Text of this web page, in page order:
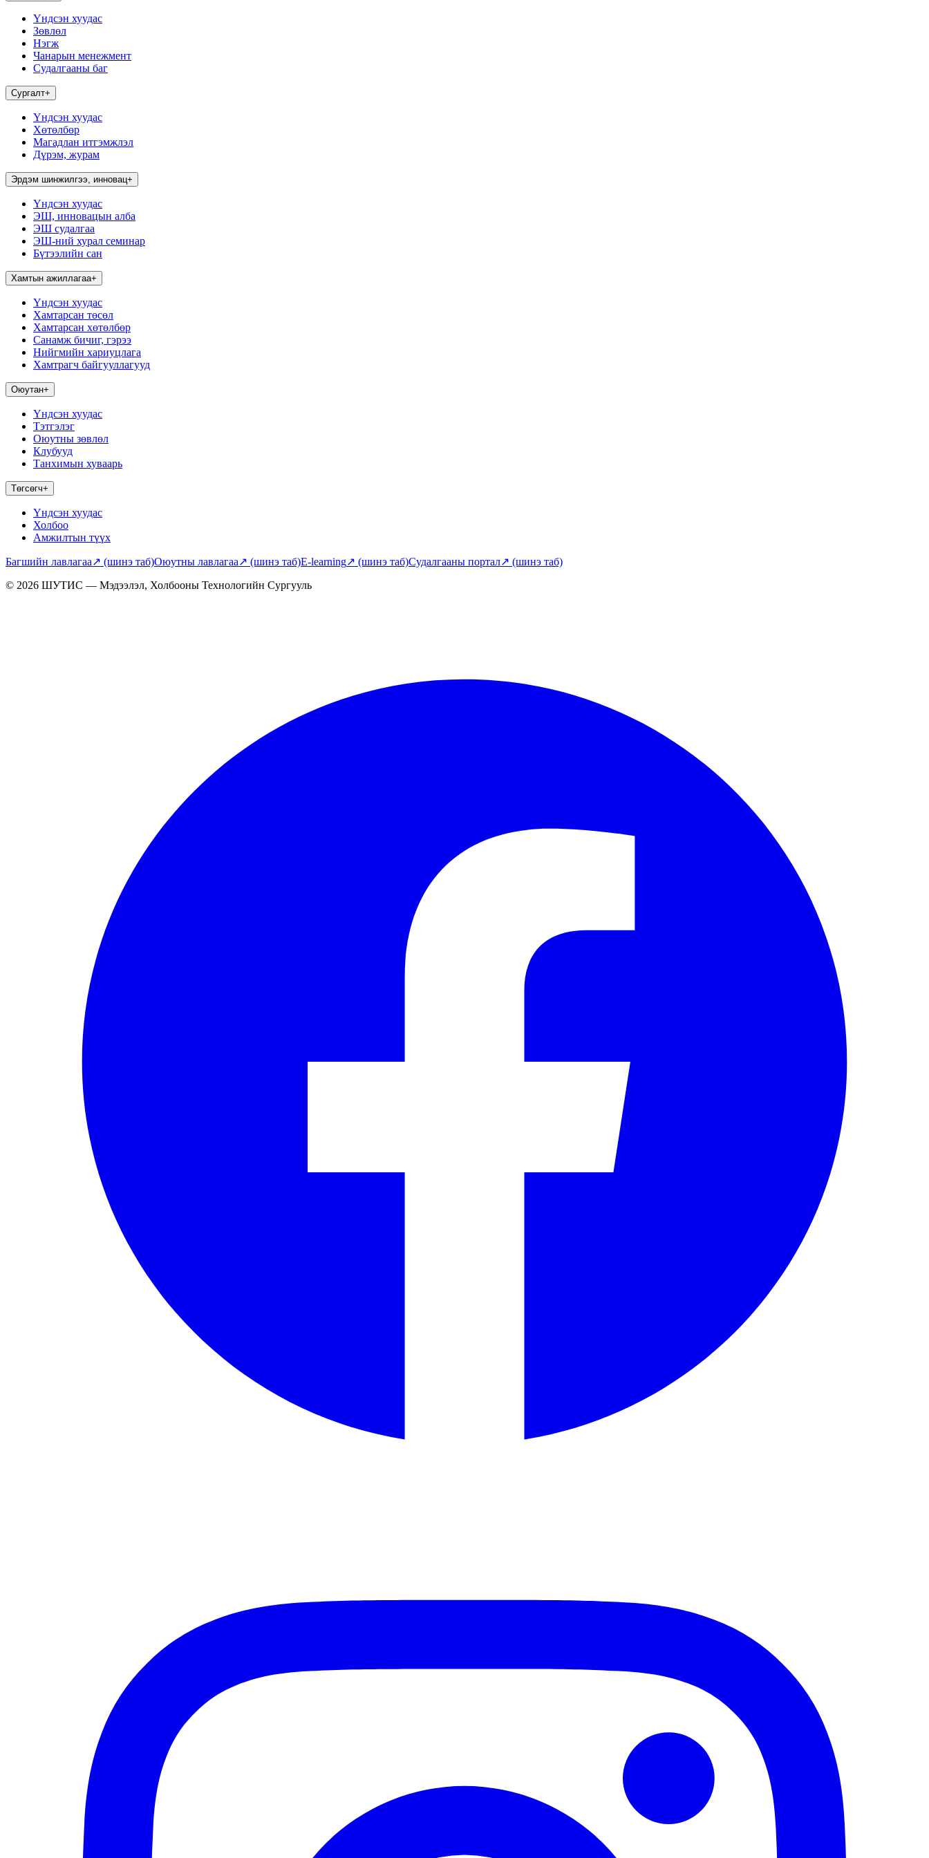
Үндсэн хуудас
Зөвлөл
Нэгж
Чанарын менежмент
Судалгааны баг
Сургалт+
Үндсэн хуудас
Хөтөлбөр
Магадлан итгэмжлэл
Дүрэм, журам
Эрдэм шинжилгээ, инновац+
Үндсэн хуудас
ЭШ, инновацын алба
ЭШ судалгаа
ЭШ-ний хурал семинар
Бүтээлийн сан
Хамтын ажиллагаа+
Үндсэн хуудас
Хамтарсан төсөл
Хамтарсан хөтөлбөр
Санамж бичиг, гэрээ
Нийгмийн хариуцлага
Хамтрагч байгууллагууд
Оюутан+
Үндсэн хуудас
Тэтгэлэг
Оюутны зөвлөл
Клубууд
Танхимын хуваарь
Төгсөгч+
Үндсэн хуудас
Холбоо
Амжилтын түүх
Багшийн лавлагаа↗ (шинэ таб)Оюутны лавлагаа↗ (шинэ таб)E-learning↗ (шинэ таб)Судалгааны портал↗ (шинэ таб)
© 2026 ШУТИС — Мэдээлэл, Холбооны Технологийн Сургууль